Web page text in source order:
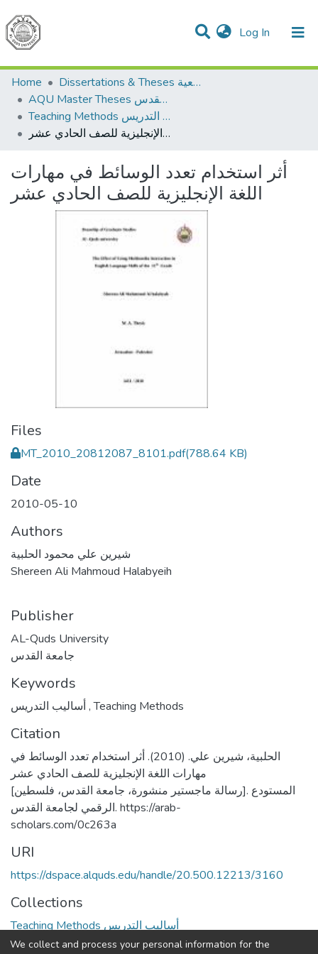
Log In (current)
Communities & Collections
All of DSpace
Home
Dissertations & Theses الرسائل الجامعية
AQU Master Theses الرسائل الجامعية الخاصة بجامعة القدس
Teaching Methods أساليب التدريس
أثر استخدام تعدد الوسائط في مهارات اللغة الإنجليزية للصف الحادي عشر
أثر استخدام تعدد الوسائط في مهارات
اللغة الإنجليزية للصف الحادي عشر
Files
MT_2010_20812087_8101.pdf(788.64 KB)
Date
2010-05-10
Authors
شيرين علي محمود الحلبية
Shereen Ali Mahmoud Halabyeih
Publisher
AL-Quds University
جامعة القدس
Keywords
,Teaching Methods
Citation
الحلبية، شيرين علي. (2010). أثر استخدام تعدد الوسائط في
مهارات اللغة الإنجليزية للصف الحادي عشر
[رسالة ماجستير منشورة، جامعة القدس، فلسطين]. المستودع
الرقمي لجامعة القدس. https://arab-
scholars.com/0c263a
URI
https://dspace.alquds.edu/handle/20.500.12213/3160
Collections
Teaching Methods أساليب التدريس
We collect and process your personal information for the